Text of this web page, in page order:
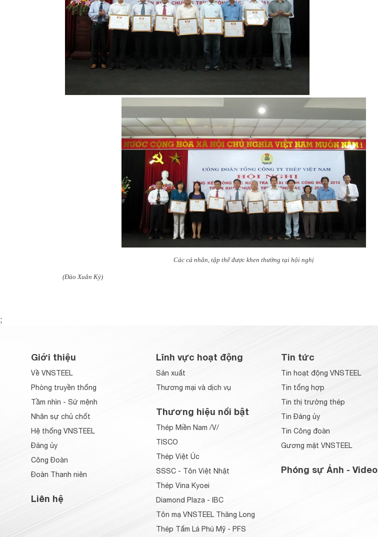
Các cá nhân, tập thể được khen thưởng tại hội nghị
(Đào Xuân Kỷ)
;
Giới thiệu
Về VNSTEEL
Phòng truyền thống
Tầm nhìn - Sứ mệnh
Nhân sự chủ chốt
Hệ thống VNSTEEL
Đảng ủy
Công Đoàn
Đoàn Thanh niên
Liên hệ
Lĩnh vực hoạt động
Sản xuất
Thương mại và dịch vụ
Thương hiệu nổi bật
Thép Miền Nam /V/
TISCO
Thép Việt Úc
SSSC - Tôn Việt Nhật
Thép Vina Kyoei
Diamond Plaza - IBC
Tôn mạ VNSTEEL Thăng Long
Thép Tấm Lá Phú Mỹ - PFS
Tin tức
Tin hoạt động VNSTEEL
Tin tổng hợp
Tin thị trường thép
Tin Đảng ủy
Tin Công đoàn
Gương mặt VNSTEEL
Phóng sự Ảnh - Video